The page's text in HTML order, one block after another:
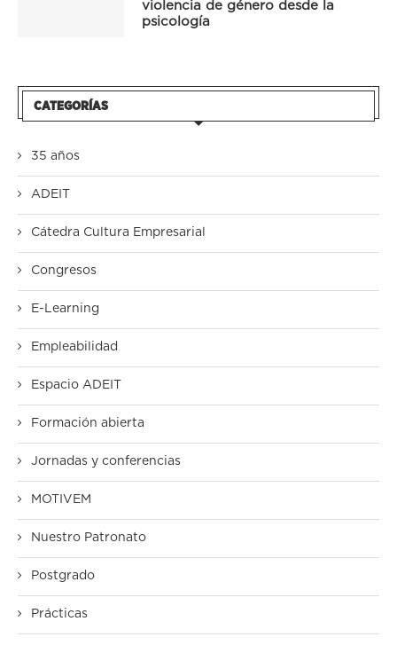
violencia de género desde la
psicología
CATEGORÍAS
35 años
ADEIT
Cátedra Cultura Empresarial
Congresos
E-Learning
Empleabilidad
Espacio ADEIT
Formación abierta
Jornadas y conferencias
MOTIVEM
Nuestro Patronato
Postgrado
Prácticas